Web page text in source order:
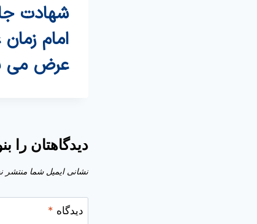
شهادت
امام
عرض می
دیدگاهتان را
نشانی ایمیل شما منتشر
دیدگاه *